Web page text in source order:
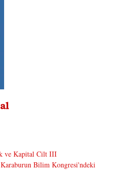
ve Kapital Cilt III
Bilim Kongresi'ndeki